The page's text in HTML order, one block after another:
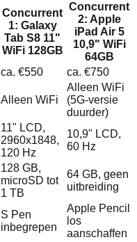
Concurrent
1: Galaxy
Tab S8 11"
WiFi 128GB
Concurrent
2: Apple
iPad Air 5
10,9" WiFi
64GB
ca. €550 ca. €750
Alleen WiFi
Alleen WiFi
(5G‑versie
duurder)
11" LCD,
2960x1848,
120 Hz
10,9" LCD,
60 Hz
128 GB,
microSD tot
1 TB
64 GB, geen
uitbreiding
S Pen
inbegrepen
Apple Pencil
los
aanschaffen